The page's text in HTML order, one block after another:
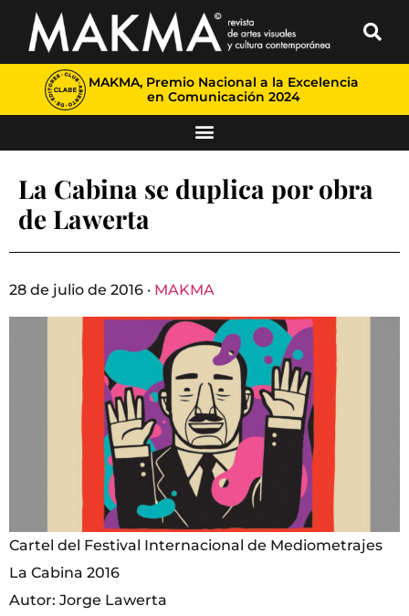
MAKMA, Premio Nacional a la Excelencia
en Comunicación 2024
La Cabina se duplica por obra
de Lawerta
28 de julio de 2016 · MAKMA
Cartel del Festival Internacional de Mediometrajes
La Cabina 2016
Autor: Jorge Lawerta